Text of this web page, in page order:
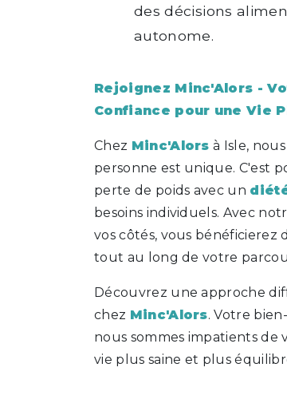
des décisions
autonome.
Rejoignez Minc'Alors -
Confiance pour une Vie
Chez Minc'Alors à Isle,
personne est unique. C'est
perte de poids avec un
besoins individuels. Avec
vos côtés, vous bénéficierez
tout au long de votre
Découvrez une approche
chez Minc'Alors. Votre
nous sommes impatients de
vie plus saine et plus